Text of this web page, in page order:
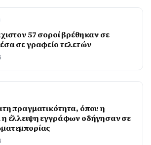
57 σοροί βρέθηκαν σε
σε γραφείο τελετών
πραγματικότητα, όπου η
έλλειψη εγγράφων οδήγησαν σε